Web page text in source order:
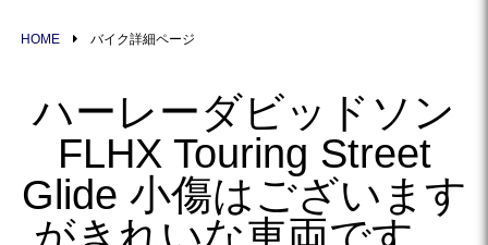
HOME バイク詳細ページ
ハーレーダビッドソン
FLHX Touring Street
Glide 小傷はございます
がきれいな車両です。